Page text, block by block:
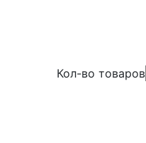
Кол-во товаров